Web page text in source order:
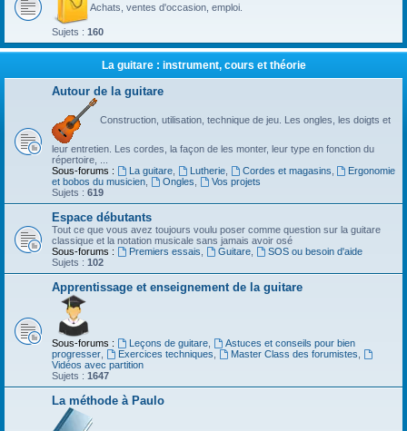
Achats, ventes d'occasion, emploi.
Sujets : 160
La guitare : instrument, cours et théorie
Autour de la guitare
Construction, utilisation, technique de jeu. Les ongles, les doigts et
leur entretien. Les cordes, la façon de les monter, leur type en fonction du
répertoire, ...
Sous-forums :
La guitare, Lutherie, Cordes et magasins
Ergonomie
et bobos du musicien
Ongles
Vos projets
Sujets : 619
Espace débutants
Tout ce que vous avez toujours voulu poser comme question sur la guitare
classique et la notation musicale sans jamais avoir osé
Sous-forums :
Premiers essais Guitare,
SOS ou besoin d'aide
Sujets : 102
Apprentissage et enseignement de la guitare
Sous-forums : Leçons de guitare,
Astuces et conseils pour bien
progresser
Exercices techniques Master Class des forumistes
Vidéos avec partition
Sujets : 1647
La méthode à Paulo